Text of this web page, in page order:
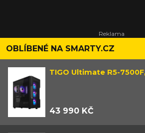
OBLÍBENÉ NA SMARTY.CZ
TIGO Ultimate R5-
43 990 KČ